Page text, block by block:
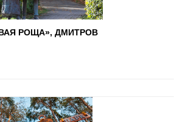
РОЩА», ДМИТРОВ